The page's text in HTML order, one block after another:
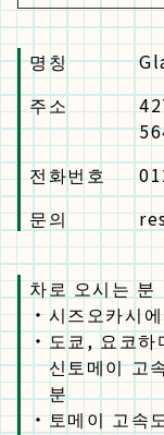
명칭
주소
전화번호
문의
차로 오시는 분
・시즈오카시
・도쿄, 요코
신토메이 고
분
・토메이 고속